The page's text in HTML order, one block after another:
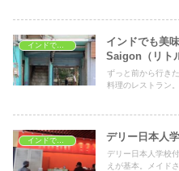
インドでレストラン
インドでも美
Saigon（リト
ずっと前から行き
料理のレストラン
インドでレストラン デリー日本人
デリー日本人学校
えが基本。メイド